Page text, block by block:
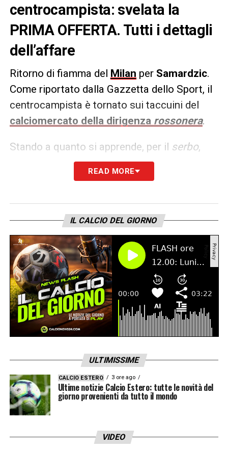
centrocampista: svelata la
PRIMA OFFERTA. Tutti i dettagli
dell’affare
Ritorno di fiamma del Milan per Samardzic.
Come riportato dalla Gazzetta dello Sport, il
centrocampista è tornato sui taccuini del
calciomercato della dirigenza rossonera.
Stando a quanto si apprende, per il serbo,
sarebbe già pronta un’offerta vicina ai 20
milioni di euro. Quest’operazione, comunque,
LA PLAYLIST DELLE NOSTRE TOP NEWS
READ MORE
IL CALCIO DEL GIORNO
ULTIMISSIME
CALCIO ESTERO 3 ore ago
Ultime notizie Calcio Estero: tutte le novità del
giorno provenienti da tutto il mondo
VIDEO